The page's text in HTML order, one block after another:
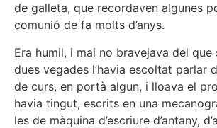
de galleta, que recordaven algunes
comunió de fa molts d’anys.
Era humil, i mai no bravejava del que
dues vegades l’havia escoltat parlar
de curs, en portà algun, i lloava el
havia tingut, escrits en una
les de màquina d’escriure d’antany,